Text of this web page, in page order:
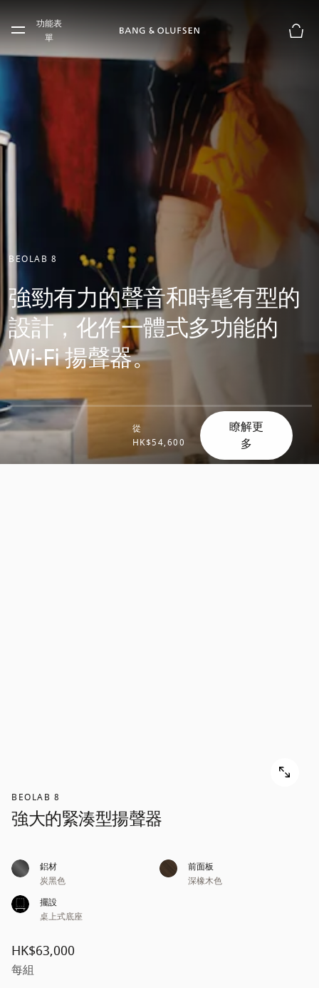
Skip to main footer
功能表
單
BEOLAB 8
強勁有力的聲音和時髦有型的
設計，化作一體式多功能的
Wi-Fi 揚聲器。
從
HK$54,600
瞭解更
多
BEOLAB 8
強大的緊湊型揚聲器
鋁材
炭黑色
前面板
深橡木色
擺設
桌上式底座
HK$63,000
每組